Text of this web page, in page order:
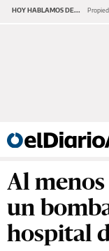
HOY HABLAMOS DE...
Al
un
hospital